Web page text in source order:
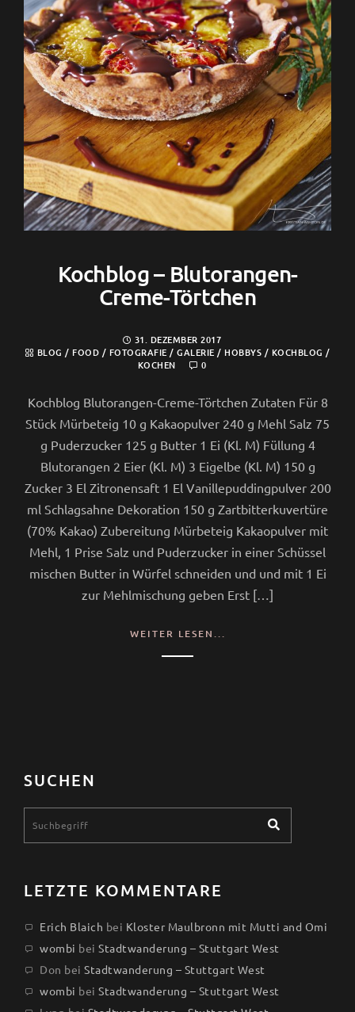
Kochblog – Blutorangen-
Creme-Törtchen
31. DEZEMBER 2017
BLOG / FOOD / FOTOGRAFIE / GALERIE / HOBBYS / KOCHBLOG /
KOCHEN
0
Kochblog Blutorangen-Creme-Törtchen Zutaten Für 8
Stück Mürbeteig 10 g Kakaopulver 240 g Mehl Salz 75
g Puderzucker 125 g Butter 1 Ei (Kl. M) Füllung 4
Blutorangen 2 Eier (Kl. M) 3 Eigelbe (Kl. M) 150 g
Zucker 3 El Zitronensaft 1 El Vanillepuddingpulver 200
ml Schlagsahne Dekoration 150 g Zartbitterkuvertüre
(70% Kakao) Zubereitung Mürbeteig Kakaopulver mit
Mehl, 1 Prise Salz und Puderzucker in einer Schüssel
mischen Butter in Würfel schneiden und und mit 1 Ei
zur Mehlmischung geben Erst […]
WEITER LESEN...
SUCHEN
LETZTE KOMMENTARE
Erich Blaich bei Kloster Maulbronn mit Mutti and Omi
wombi bei Stadtwanderung – Stuttgart West
Don bei Stadtwanderung – Stuttgart West
wombi bei Stadtwanderung – Stuttgart West